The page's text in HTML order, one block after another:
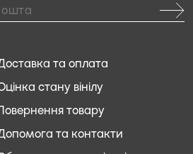
та оплата
стану вінілу
товару
та контакти